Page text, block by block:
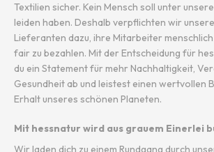
Textilien sicher. Kein Mensch soll unter
leiden haben. Deshalb verpflichten wir
Lieferanten dazu, ihre Mitarbeiter
fair zu bezahlen. Mit der Entscheidung für
du ein Statement für mehr Nachhaltigkeit,
Gesundheit ab und leistest einen wertvollen
Erhalt unseres schönen Planeten.
Mit hessnatur wird aus grauem Einerlei
Wir laden dich zu einem Rundgang durch